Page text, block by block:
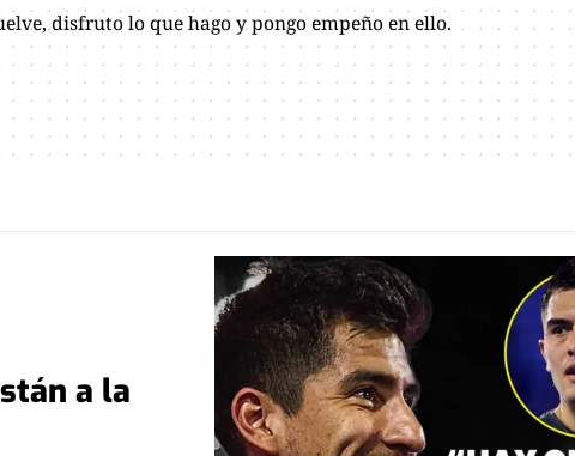
disfruto lo que hago y pongo empeño en ello.
a la